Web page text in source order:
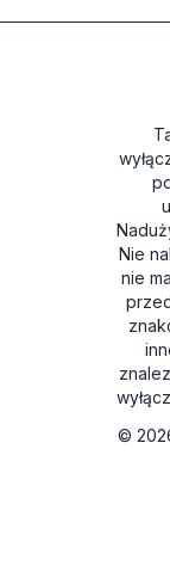
Nie
nie
©